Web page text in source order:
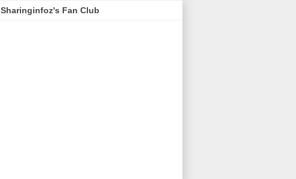
Sharinginfoz's Fan Club